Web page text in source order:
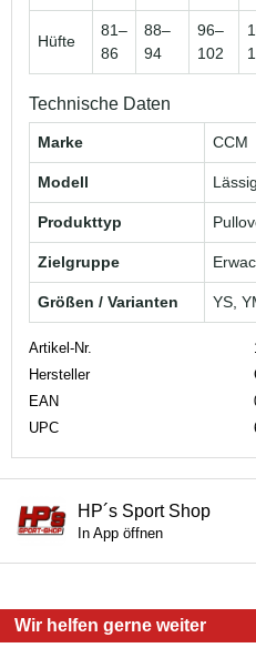
Hüfte
81–
86
88–
94
96–
102
Technische Daten
Marke CCM
Modell
Produkttyp
Zielgruppe
Größen / Varianten YS,
Artikel-Nr.
Hersteller
EAN
UPC
HP´s Sport Shop
In App öffnen
Wir helfen gerne weiter